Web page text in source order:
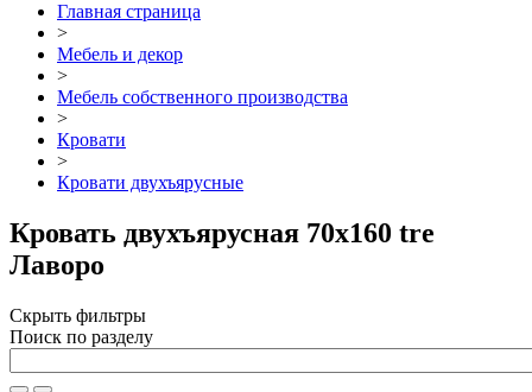
Главная страница
>
Мебель и декор
>
Мебель собственного производства
>
Кровати
>
Кровати двухъярусные
Кровать двухъярусная 70х160 tre
Лаворо
Скрыть фильтры
Поиск по разделу